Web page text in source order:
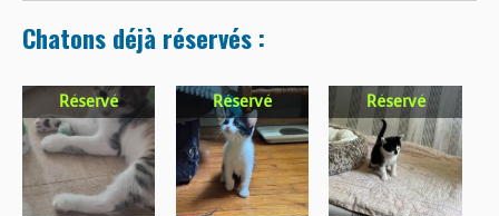
Chatons déjà réservés :
Réservé Réservé Réservé